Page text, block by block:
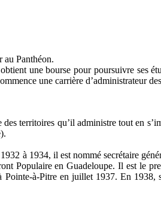
au Panthéon.
une bourse pour poursuivre ses
une carrière d’administrateur
territoires qu’il administre tout en
à 1934, il est nommé secrétaire
Populaire en Guadeloupe. Il est le
à-Pitre en juillet 1937. En 1938,